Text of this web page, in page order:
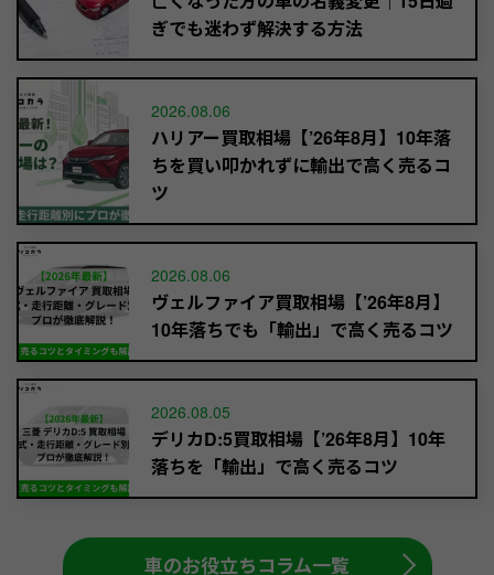
ぎでも迷わず解決する方法
2026.08.06
ハリアー買取相場【’26年8月】10年落
ちを買い叩かれずに輸出で高く売るコ
ツ
2026.08.06
ヴェルファイア買取相場【’26年8月】
10年落ちでも「輸出」で高く売るコツ
2026.08.05
デリカD:5買取相場【’26年8月】10年
落ちを「輸出」で高く売るコツ
車のお役立ちコラム一覧